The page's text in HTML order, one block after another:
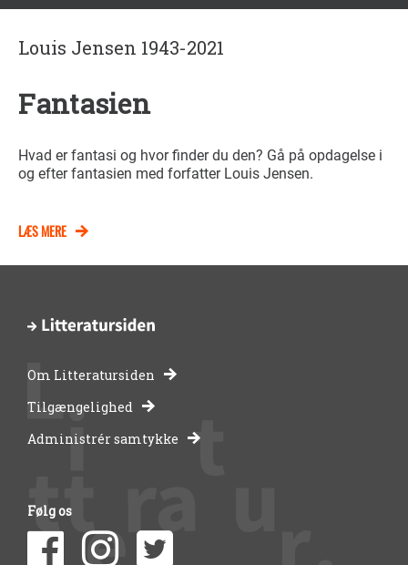
Louis Jensen 1943-2021
Fantasien
Hvad er fantasi og hvor finder du den? Gå på opdagelse i
og efter fantasien med forfatter Louis Jensen.
LÆS MERE
-
bibliotekernes
side
om
Om Litteratursiden
Tilgængelighed
Administrér samtykke
Følg os